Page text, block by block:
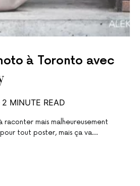
à Toronto avec
2 MINUTE READ
raconter mais malheureusement
tout poster, mais ça va…